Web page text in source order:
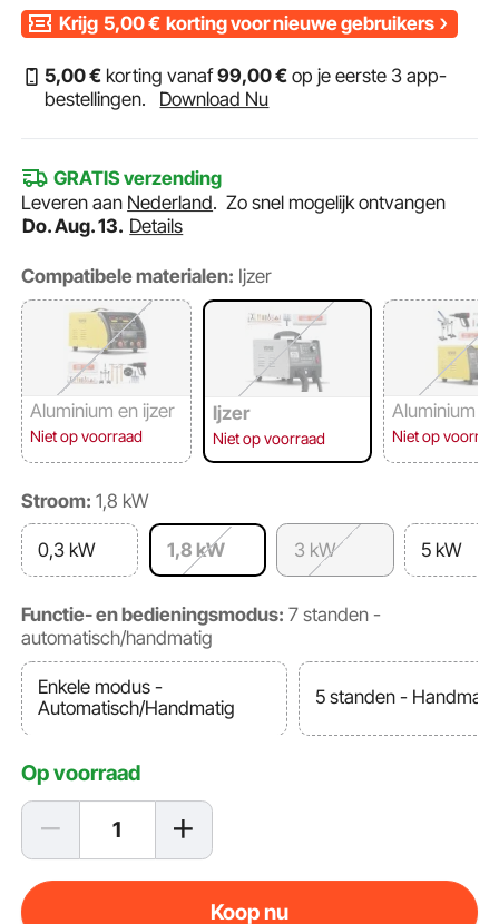
Krijg 5,00€ korting voor nieuwe gebruikers
5,00€ korting vanaf99,00€ op je eerste 3 app-
bestellingen.
Download Nu
GRATIS verzending
Leveren aan Nederland.Zo snel mogelijk ontvangen
Do. Aug. 13. Details
Compatibele materialen: Ijzer
Aluminium en ijzer
Niet op voorraad
Ijzer
Niet op voorraad
Aluminium
Niet op
Stroom: 1,8 kW
0,3 kW 1,8 kW 3 kW 5 kW
Functie- en bedieningsmodus: 7 standen -
automatisch/handmatig
Enkele modus -
Automatisch/Handmatig
5 standen -
Op voorraad
Koop nu